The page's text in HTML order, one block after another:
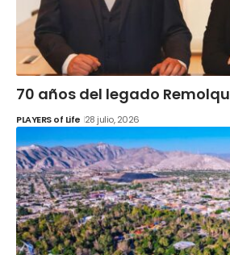
70 años del legado
PLAYERS of Life 28 julio, 2026